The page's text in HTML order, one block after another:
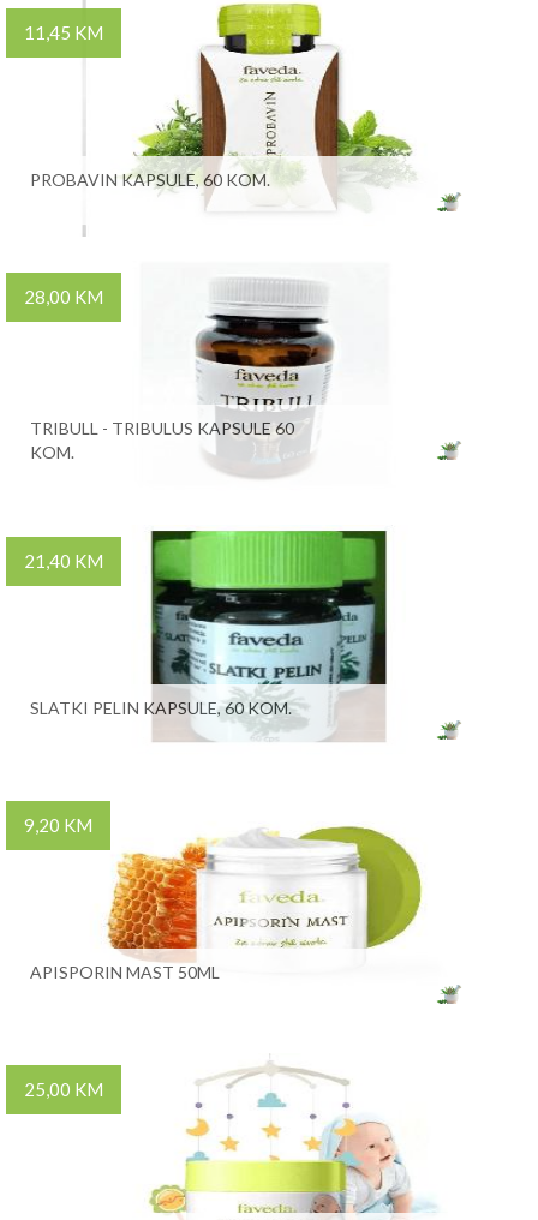
11,45 KM
PROBAVIN KAPSULE, 60 KOM.
28,00 KM
TRIBULL - TRIBULUS KAPSULE 60
KOM.
21,40 KM
SLATKI PELIN KAPSULE, 60 KOM.
9,20 KM
APISPORIN MAST 50ML
25,00 KM